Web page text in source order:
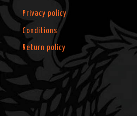
Privacy policy
Conditions
Return policy